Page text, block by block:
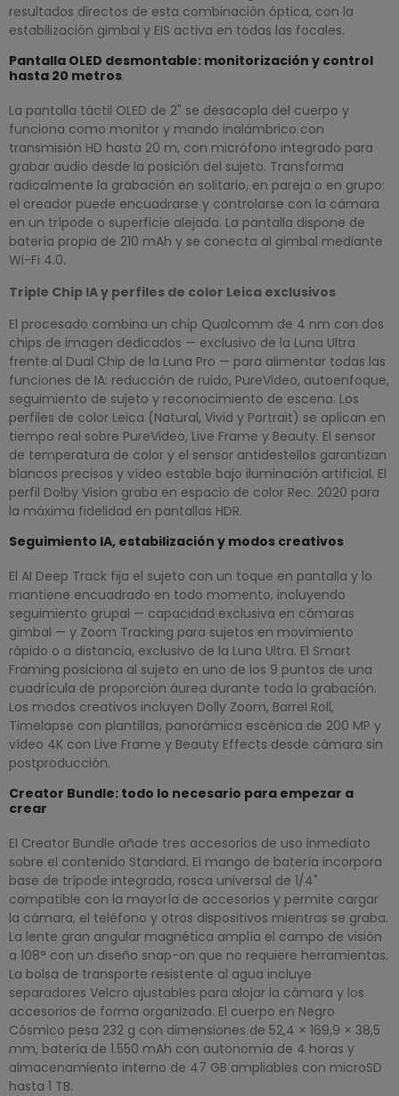
resultados directos de esta combinación óptica, con la
estabilización gimbal y EIS activa en todas las focales.
Pantalla OLED desmontable: monitorización y control
hasta 20 metros
La pantalla táctil OLED de 2" se desacopla del cuerpo y
funciona como monitor y mando inalámbrico con
transmisión HD hasta 20 m, con micrófono integrado para
grabar audio desde la posición del sujeto. Transforma
radicalmente la grabación en solitario, en pareja o en grupo:
el creador puede encuadrarse y controlarse con la cámara
en un trípode o superficie alejada. La pantalla dispone de
batería propia de 210 mAh y se conecta al gimbal mediante
Wi-Fi 4.0.
Triple Chip IA y perfiles de color Leica exclusivos
El procesado combina un chip Qualcomm de 4 nm con dos
chips de imagen dedicados — exclusivo de la Luna Ultra
frente al Dual Chip de la Luna Pro — para alimentar todas las
funciones de IA: reducción de ruido, PureVideo, autoenfoque,
seguimiento de sujeto y reconocimiento de escena. Los
perfiles de color Leica (Natural, Vivid y Portrait) se aplican en
tiempo real sobre PureVideo, Live Frame y Beauty. El sensor
de temperatura de color y el sensor antidestellos garantizan
blancos precisos y vídeo estable bajo iluminación artificial. El
perfil Dolby Vision graba en espacio de color Rec. 2020 para
la máxima fidelidad en pantallas HDR.
Seguimiento IA, estabilización y modos creativos
El AI Deep Track fija el sujeto con un toque en pantalla y lo
mantiene encuadrado en todo momento, incluyendo
seguimiento grupal — capacidad exclusiva en cámaras
gimbal — y Zoom Tracking para sujetos en movimiento
rápido o a distancia, exclusivo de la Luna Ultra. El Smart
Framing posiciona al sujeto en uno de los 9 puntos de una
cuadrícula de proporción áurea durante toda la grabación.
Los modos creativos incluyen Dolly Zoom, Barrel Roll,
Timelapse con plantillas, panorámica escénica de 200 MP y
vídeo 4K con Live Frame y Beauty Effects desde cámara sin
postproducción.
Creator Bundle: todo lo necesario para empezar a
crear
El Creator Bundle añade tres accesorios de uso inmediato
sobre el contenido Standard. El mango de batería incorpora
base de trípode integrada, rosca universal de 1/4"
compatible con la mayoría de accesorios y permite cargar
la cámara, el teléfono y otros dispositivos mientras se graba.
La lente gran angular magnética amplía el campo de visión
a 108° con un diseño snap-on que no requiere herramientas.
La bolsa de transporte resistente al agua incluye
separadores Velcro ajustables para alojar la cámara y los
accesorios de forma organizada. El cuerpo en Negro
Cósmico pesa 232 g con dimensiones de 52,4 × 169,9 × 38,5
mm, batería de 1.550 mAh con autonomía de 4 horas y
almacenamiento interno de 47 GB ampliables con microSD
hasta 1 TB.